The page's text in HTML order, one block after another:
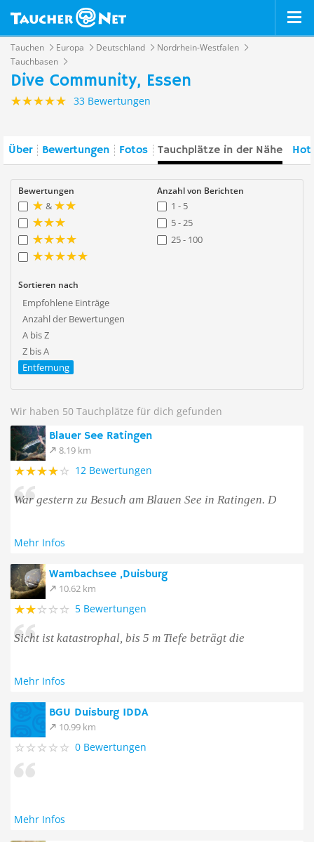
Tauchen Europa Deutschland
Nordrhein-Westfalen
Tauchbasen
Dive Community, Essen
33 Bewertungen
Über Bewertungen Fotos Tauchplätze in der Nähe
Bewertungen
&
Anzahl von Berichten
1 - 5
5 - 25
25 - 100
Sortieren nach
Empfohlene Einträge
Anzahl der Bewertungen
A bis Z
Z bis A
Entfernung
Wir haben 50 Tauchplätze für dich gefunden
Blauer See Ratingen
8.19 km
12 Bewertungen
War gestern zu Besuch am Blauen See in Ratingen. D
Mehr Infos
Wambachsee ,Duisburg
10.62 km
5 Bewertungen
Sicht ist katastrophal, bis 5 m Tiefe beträgt die
Mehr Infos
BGU Duisburg IDDA
10.99 km
0 Bewertungen
Mehr Infos